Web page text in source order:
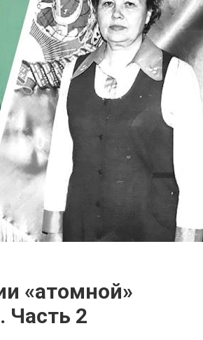
«атомной»
Часть 2